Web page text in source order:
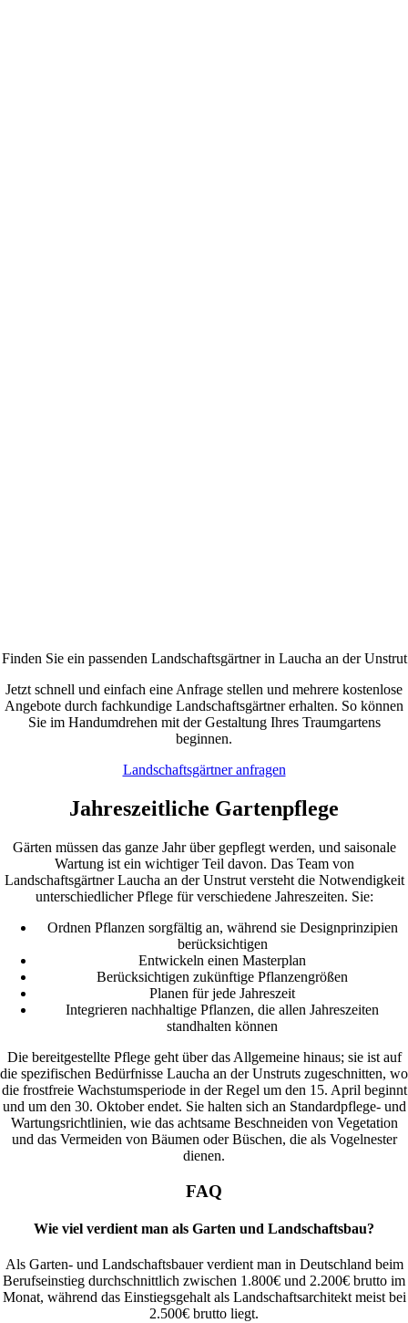
Finden Sie ein passenden Landschaftsgärtner in Laucha an der Unstrut
Jetzt schnell und einfach eine Anfrage stellen und mehrere kostenlose
Angebote durch fachkundige Landschaftsgärtner erhalten. So können
Sie im Handumdrehen mit der Gestaltung Ihres Traumgartens
beginnen.
Landschaftsgärtner anfragen
Jahreszeitliche Gartenpflege
Gärten müssen das ganze Jahr über gepflegt werden, und saisonale
Wartung ist ein wichtiger Teil davon. Das Team von
Landschaftsgärtner Laucha an der Unstrut versteht die Notwendigkeit
unterschiedlicher Pflege für verschiedene Jahreszeiten. Sie:
Ordnen Pflanzen sorgfältig an, während sie Designprinzipien
berücksichtigen
Entwickeln einen Masterplan
Berücksichtigen zukünftige Pflanzengrößen
Planen für jede Jahreszeit
Integrieren nachhaltige Pflanzen, die allen Jahreszeiten
standhalten können
Die bereitgestellte Pflege geht über das Allgemeine hinaus; sie ist auf
die spezifischen Bedürfnisse Laucha an der Unstruts zugeschnitten, wo
die frostfreie Wachstumsperiode in der Regel um den 15. April beginnt
und um den 30. Oktober endet. Sie halten sich an Standardpflege- und
Wartungsrichtlinien, wie das achtsame Beschneiden von Vegetation
und das Vermeiden von Bäumen oder Büschen, die als Vogelnester
dienen.
FAQ
Wie viel verdient man als Garten und Landschaftsbau?
Als Garten- und Landschaftsbauer verdient man in Deutschland beim
Berufseinstieg durchschnittlich zwischen 1.800€ und 2.200€ brutto im
Monat, während das Einstiegsgehalt als Landschaftsarchitekt meist bei
2.500€ brutto liegt.